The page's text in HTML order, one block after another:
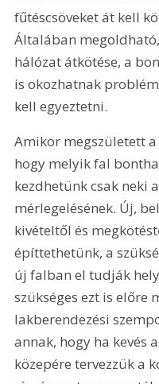
fűtéscsöveket át kell
Általában
hálózat átkötése, a
is okozhatnak
kell egyeztetni.
Amikor megszületett a
hogy melyik fal
kezdhetünk csak neki
mérlegelésének. Új,
kivételtől és
építtethetünk, a
új falban el tudják
szükséges ezt is előre
lakberendezési
annak, hogy ha kevés
közepére tervezzük a